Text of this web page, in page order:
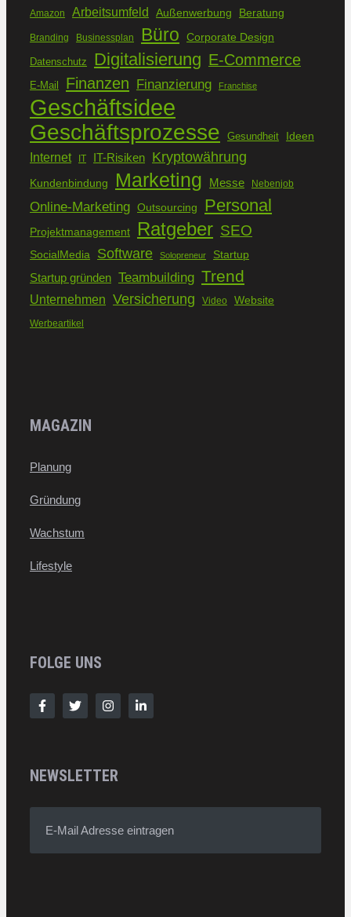
Amazon Arbeitsumfeld Außenwerbung Beratung
Branding Businessplan Büro Corporate Design
Datenschutz Digitalisierung E-Commerce
E-Mail Finanzen Finanzierung Franchise
Geschäftsidee
Geschäftsprozesse Gesundheit Ideen
Internet IT IT-Risiken Kryptowährung
Kundenbindung Marketing Messe Nebenjob
Online-Marketing Outsourcing Personal
Projektmanagement Ratgeber SEO
SocialMedia Software Solopreneur Startup
Startup gründen Teambuilding Trend
Unternehmen Versicherung Video Website
Werbeartikel
MAGAZIN
Planung
Gründung
Wachstum
Lifestyle
FOLGE UNS
NEWSLETTER
E-Mail Adresse eintragen